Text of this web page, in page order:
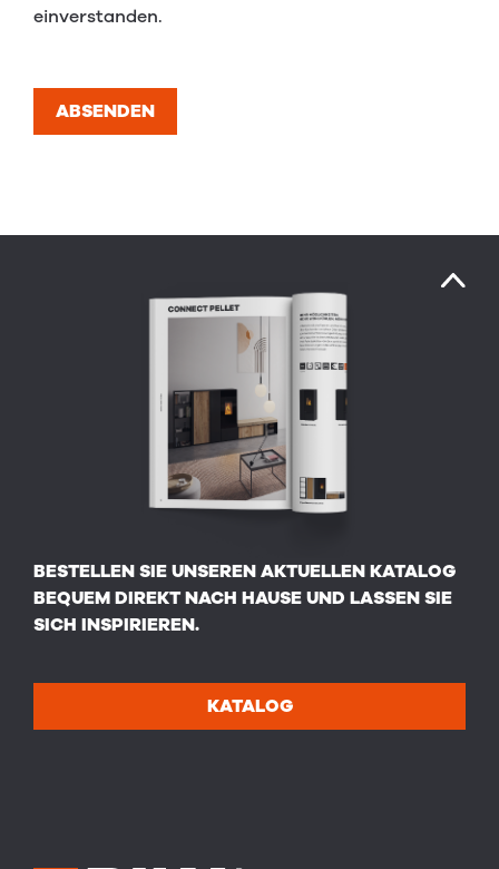
einverstanden.
ABSENDEN
BESTELLEN SIE UNSEREN AKTUELLEN KATALOG
BEQUEM DIREKT NACH HAUSE UND LASSEN SIE
SICH INSPIRIEREN.
KATALOG